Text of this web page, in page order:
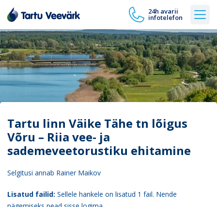
24h avarii
infotelefon
Tartu linn Väike Tähe tn lõigus
Võru – Riia vee- ja
sademeveetorustiku ehitamine
Selgitusi annab Rainer Maikov
Lisatud failid: Sellele hankele on lisatud 1 fail. Nende